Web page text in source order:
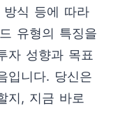
식 등에 따라
유형의 특징을
자 성향과 목표
입니다. 당신은
지, 지금 바로